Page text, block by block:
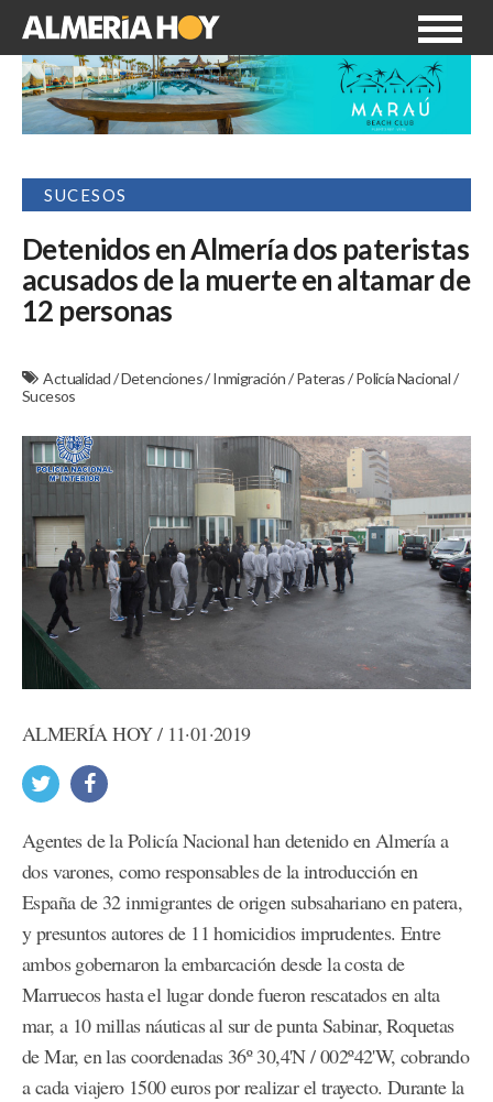
SUCESOS
Detenidos en Almería dos pateristas
acusados de la muerte en altamar de
12 personas
Actualidad/Detenciones/Inmigración/Pateras/Policía Nacional/
Sucesos
ALMERÍA HOY / 11·01·2019
Agentes de la Policía Nacional han detenido en Almería a
dos varones, como responsables de la introducción en
España de 32 inmigrantes de origen subsahariano en patera,
y presuntos autores de 11 homicidios imprudentes. Entre
ambos gobernaron la embarcación desde la costa de
Marruecos hasta el lugar donde fueron rescatados en alta
mar, a 10 millas náuticas al sur de punta Sabinar, Roquetas
de Mar, en las coordenadas 36º 30,4'N / 002º42'W, cobrando
a cada viajero 1500 euros por realizar el trayecto. Durante la